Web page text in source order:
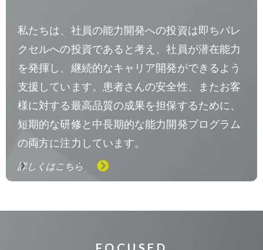
私たちは、社員の能力開発への投資は即ちパレ
クセルへの投資であると考え、社員が潜在能力
を発揮し、継続的なキャリア開発ができるよう
支援しています。患者さんの安全性、またお客
様に対する最高品質の成果を担保するために、
短期的な研修と中長期的な能力開発プログラム
の両方に注力しています。
詳しくはこちら